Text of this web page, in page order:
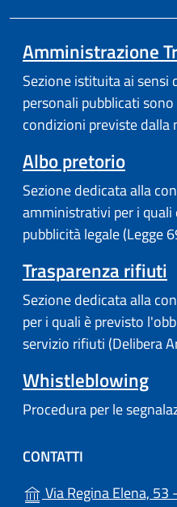
Amministrazione
Sezione istituita ai sensi
personali pubblicati
condizioni previste
Albo pretorio
Sezione dedicata alla
amministrativi per i
pubblicità legale (Legge
Trasparenza rifiuti
Sezione dedicata alla
per i quali è previsto
servizio rifiuti (Delibera
Whistleblowing
Procedura per le
CONTATTI
Via Regina Elena, 53 -